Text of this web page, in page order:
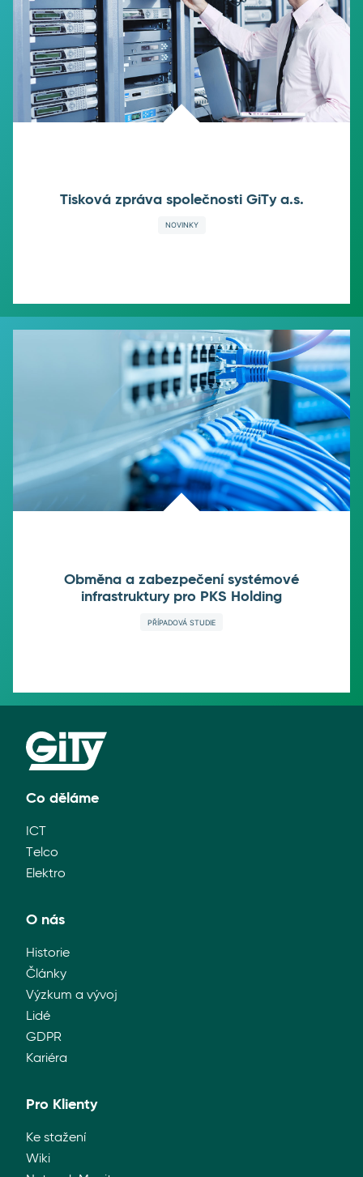
Tisková zpráva společnosti GiTy a.s.
NOVINKY
Obměna a zabezpečení systémové
infrastruktury pro PKS Holding
PŘÍPADOVÁ STUDIE
Co děláme
ICT
Telco
Elektro
O nás
Historie
Články
Výzkum a vývoj
Lidé
GDPR
Kariéra
Pro Klienty
Ke stažení
Wiki